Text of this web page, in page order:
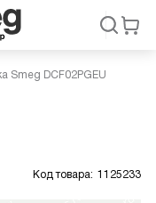
Smeg DCF02PGEU
Код товара: 1125233